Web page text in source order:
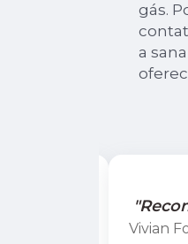
gás.
a
Vivian